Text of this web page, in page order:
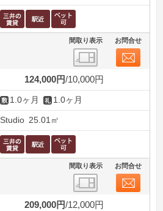
間取り表示 お問合せ
124,000円 10,000円
1.0ヶ月 1.0ヶ月
Studio 25.01㎡
間取り表示 お問合せ
209,000円 12,000円